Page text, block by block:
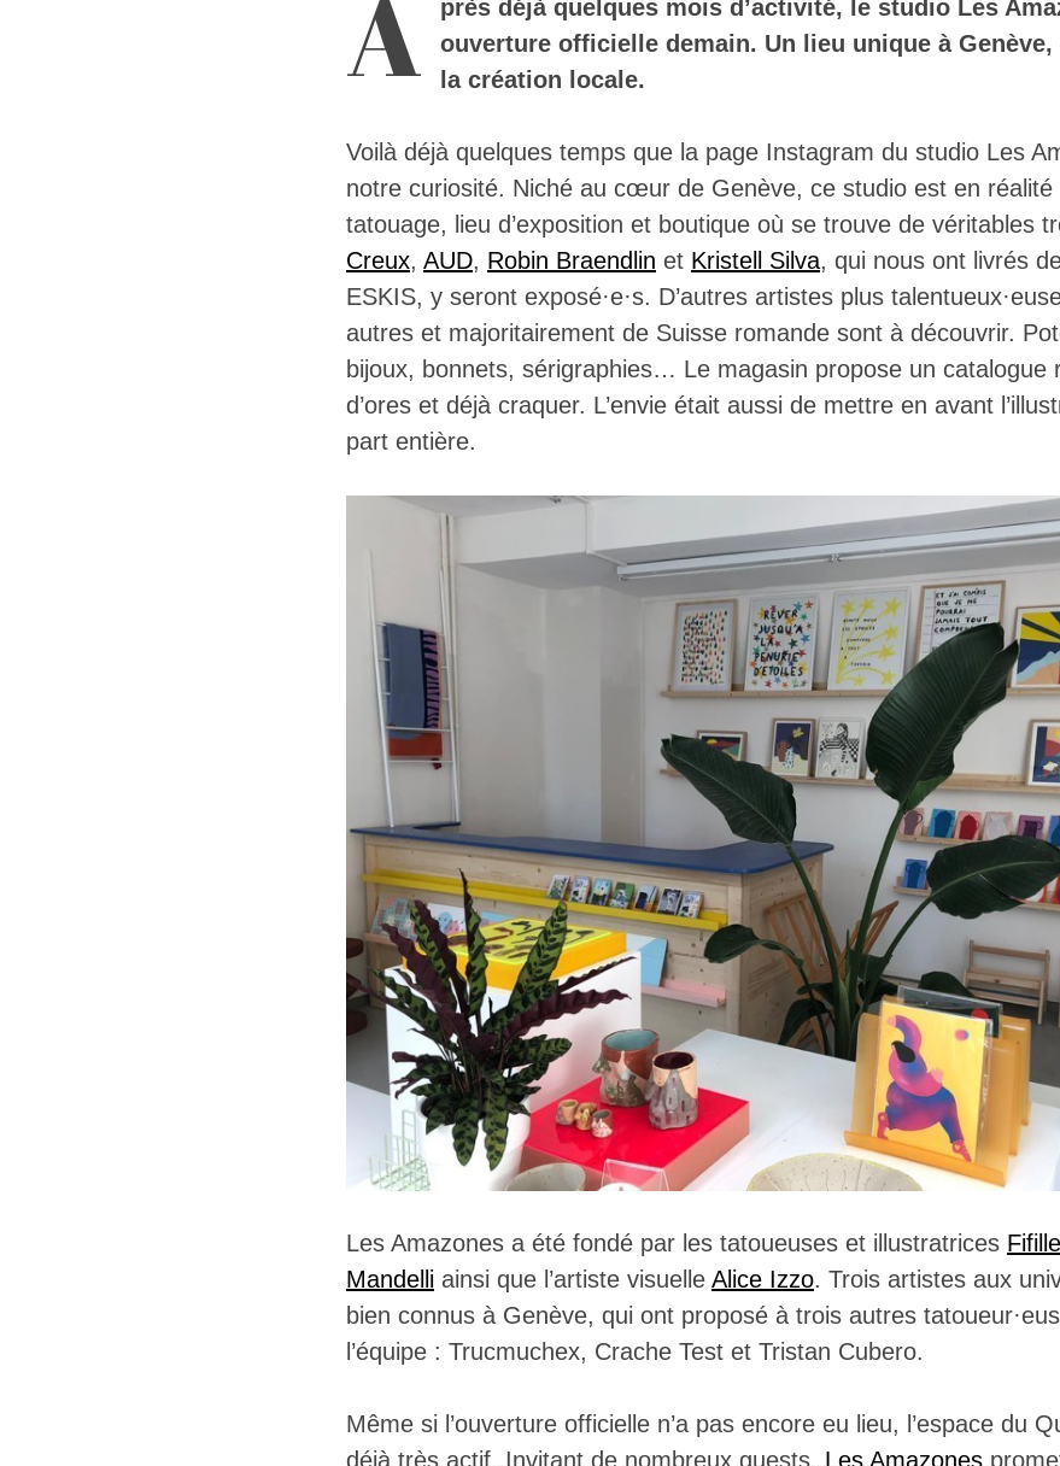
A
près déjà quelques mois d’activité, le studio Les
ouverture officielle demain. Un lieu unique à
la création locale.
Voilà déjà quelques temps que la page Instagram du studio Les
notre curiosité. Niché au cœur de Genève, ce studio est en réalité
tatouage, lieu d’exposition et boutique où se trouve de véritables
Creux, AUD, Robin Braendlin et Kristell Silva, qui nous ont livrés
ESKIS, y seront exposé·e·s. D’autres artistes plus
autres et majoritairement de Suisse romande sont à découvrir.
bijoux, bonnets, sérigraphies… Le magasin propose un catalogue
d’ores et déjà craquer. L’envie était aussi de mettre en avant
part entière.
Les Amazones a été fondé par les tatoueuses et illustratrices Fifille
Mandelli ainsi que l’artiste visuelle Alice Izzo. Trois artistes aux
bien connus à Genève, qui ont proposé à trois autres
l’équipe : Trucmuchex, Crache Test et Tristan Cubero.
Même si l’ouverture officielle n’a pas encore eu lieu, l’espace du
déjà très actif. Invitant de nombreux guests, Les Amazones